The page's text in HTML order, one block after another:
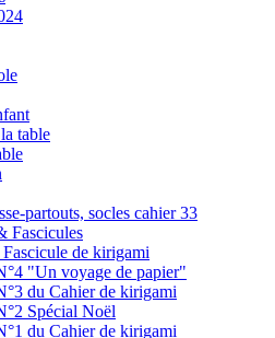
table
partouts, socles cahier 33
Fascicules
de kirigami
"Un voyage de papier"
du Cahier de kirigami
Spécial Noël
du Cahier de kirigami